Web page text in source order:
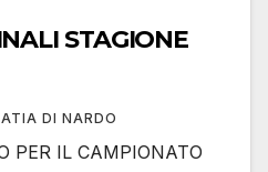
STAGIONE
DI NARDO
PER IL CAMPIONATO